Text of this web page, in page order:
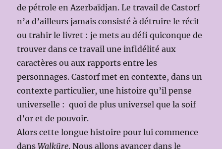
de pétrole en Azerbaïdjan. Le travail de Castorf
n’a d’ailleurs jamais consisté à détruire le récit
ou trahir le livret : je mets au défi quiconque de
trouver dans ce travail une infidélité aux
caractères ou aux rapports entre les
personnages. Castorf met en contexte, dans un
contexte particulier, une histoire qu’il pense
universelle : quoi de plus universel que la soif
d’or et de pouvoir.
Alors cette longue histoire pour lui commence
dansWalküre. Nous allons avancer dans le